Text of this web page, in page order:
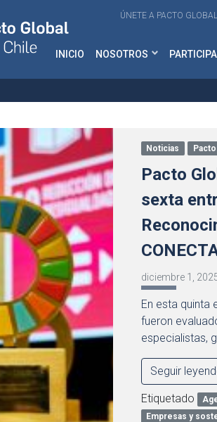
ÚNETE A PACTO GLOBAL
INICIO NOSOTROS
Noticias
Pacto
sexta
diciembre 1,
En esta quinta
fueron
especialistas,
Seguir
Etiquetado
Empresas y